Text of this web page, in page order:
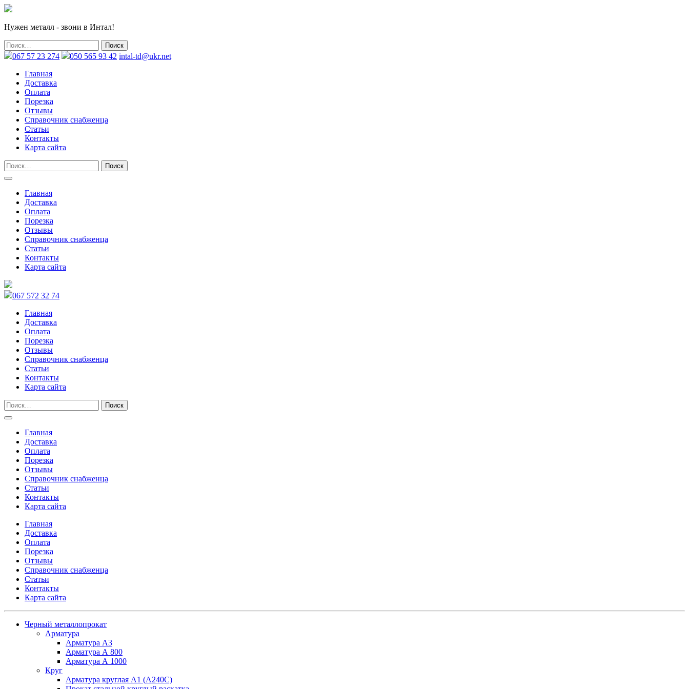
Нужен металл - звони в Интал!
067 57 23 274 050 565 93 42 intal-td@ukr.net
Главная
Доставка
Оплата
Порезка
Отзывы
Справочник снабженца
Статьи
Контакты
Карта сайта
Главная
Доставка
Оплата
Порезка
Отзывы
Справочник снабженца
Статьи
Контакты
Карта сайта
067 572 32 74
Главная
Доставка
Оплата
Порезка
Отзывы
Справочник снабженца
Статьи
Контакты
Карта сайта
Главная
Доставка
Оплата
Порезка
Отзывы
Справочник снабженца
Статьи
Контакты
Карта сайта
Главная
Доставка
Оплата
Порезка
Отзывы
Справочник снабженца
Статьи
Контакты
Карта сайта
Черный металлопрокат
Арматура
Арматура А3
Арматура А 800
Арматура А 1000
Круг
Арматура круглая А1 (А240C)